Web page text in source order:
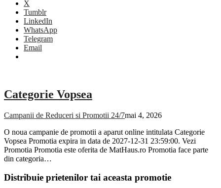
X
Tumblr
LinkedIn
WhatsApp
Telegram
Email
Categorie Vopsea
Campanii de Reduceri si Promotii 24/7mai 4, 2026
O noua campanie de promotii a aparut online intitulata Categorie
Vopsea Promotia expira in data de 2027-12-31 23:59:00. Vezi
Promotia Promotia este oferita de MatHaus.ro Promotia face parte
din categoria…
Distribuie prietenilor tai aceasta promotie